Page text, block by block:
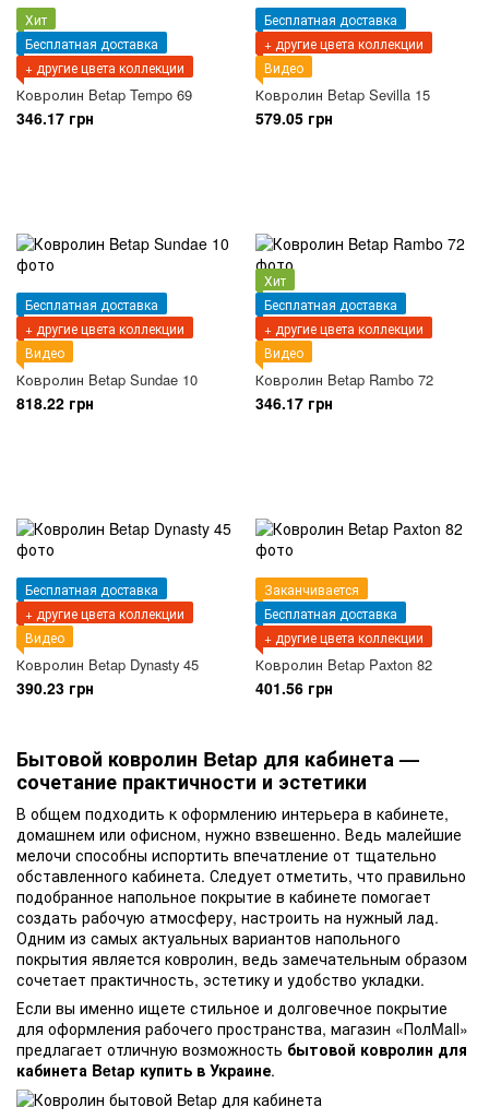
Хит
Бесплатная доставка
+ другие цвета коллекции
Ковролин Betap Tempo 69
346.17 грн
Бесплатная доставка
+ другие цвета коллекции
Видео
Ковролин Betap Sevilla 15
579.05 грн
Бесплатная доставка
+ другие цвета коллекции
Видео
Ковролин Betap Sundae 10
818.22 грн
Хит
Бесплатная доставка
+ другие цвета коллекции
Видео
Ковролин Betap Rambo 72
346.17 грн
Бесплатная доставка
+ другие цвета коллекции
Видео
Ковролин Betap Dynasty 45
390.23 грн
Заканчивается
Бесплатная доставка
+ другие цвета коллекции
Ковролин Betap Paxton 82
401.56 грн
Бытовой ковролин Betap для кабинета —
сочетание практичности и эстетики
В общем подходить к оформлению интерьера в кабинете,
домашнем или офисном, нужно взвешенно. Ведь малейшие
мелочи способны испортить впечатление от тщательно
обставленного кабинета. Следует отметить, что правильно
подобранное напольное покрытие в кабинете помогает
создать рабочую атмосферу, настроить на нужный лад.
Одним из самых актуальных вариантов напольного
покрытия является ковролин, ведь замечательным образом
сочетает практичность, эстетику и удобство укладки.
Если вы именно ищете стильное и долговечное покрытие
для оформления рабочего пространства, магазин «ПолMall»
предлагает отличную возможность бытовой ковролин для
кабинета Betap купить в Украине.